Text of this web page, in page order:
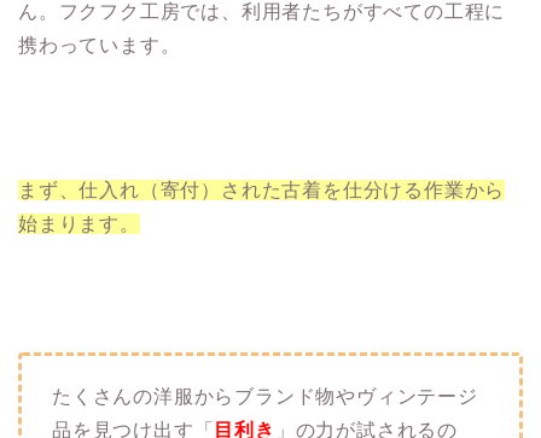
ん。フクフク工房では、利用者たちがすべての工程に
携わっています。
まず、仕入れ（寄付）された古着を仕分ける作業から
始まります。
たくさんの洋服からブランド物やヴィンテージ
品を見つけ出す「 目利き 」の力が試されるの